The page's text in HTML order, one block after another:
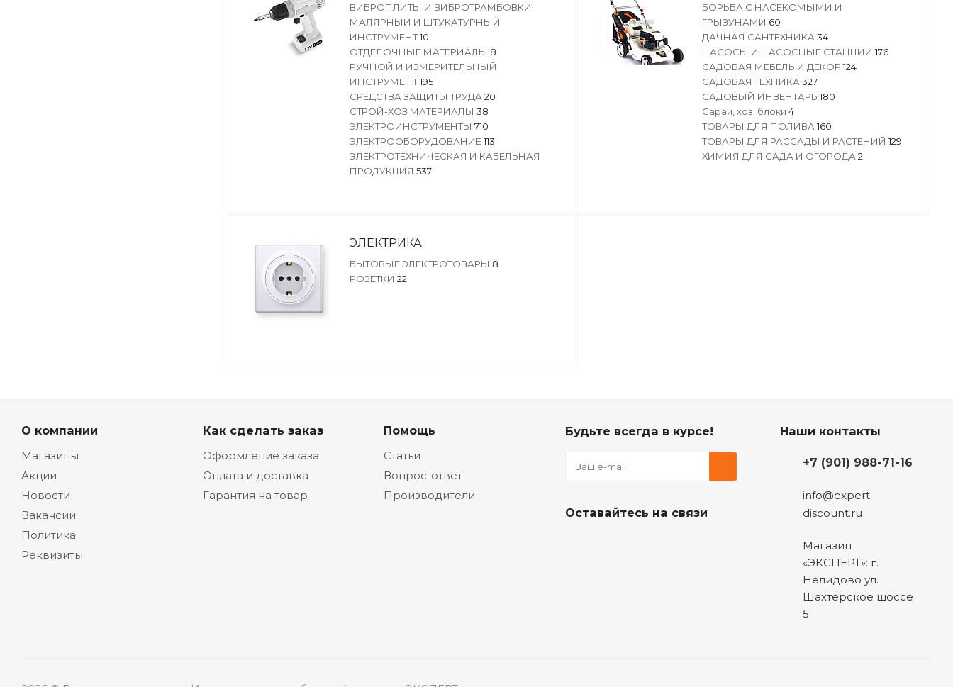
ВИБРОПЛИТЫ И ВИБРОТРАМБОВКИ
МАЛЯРНЫЙ И ШТУКАТУРНЫЙ
ИНСТРУМЕНТ10
ОТДЕЛОЧНЫЕ МАТЕРИАЛЫ 8
РУЧНОЙ И ИЗМЕРИТЕЛЬНЫЙ
ИНСТРУМЕНТ195
СРЕДСТВА ЗАЩИТЫ ТРУДА 20
СТРОЙ-ХОЗ МАТЕРИАЛЫ 38
ЭЛЕКТРОИНСТРУМЕНТЫ 710
ЭЛЕКТРООБОРУДОВАНИЕ113
ЭЛЕКТРОТЕХНИЧЕСКАЯ И КАБЕЛЬНАЯ
ПРОДУКЦИЯ 537
БОРЬБА С НАСЕКОМЫМИ И
ГРЫЗУНАМИ 60
ДАЧНАЯ САНТЕХНИКА 34
НАСОСЫ И НАСОСНЫЕ СТАНЦИИ 176
САДОВАЯ МЕБЕЛЬ И ДЕКОР 124
САДОВАЯ ТЕХНИКА 327
САДОВЫЙ ИНВЕНТАРЬ 180
Сараи, хоз. блоки 4
ТОВАРЫ ДЛЯ ПОЛИВА 160
ТОВАРЫ ДЛЯ РАССАДЫ И РАСТЕНИЙ 129
ХИМИЯ ДЛЯ САДА И ОГОРОДА 2
ЭЛЕКТРИКА
БЫТОВЫЕ ЭЛЕКТРОТОВАРЫ 8
РОЗЕТКИ 22
О компании
Магазины
Акции
Новости
Вакансии
Политика
Реквизиты
Как сделать заказ
Оформление заказа
Оплата и доставка
Гарантия на товар
Помощь
Статьи
Вопрос-ответ
Производители
Будьте всегда в курсе!
Оставайтесь на связи
Наши контакты
+7 (901) 988-71-16
info@expert-
discount.ru
Магазин
«ЭКСПЕРТ»: г.
Нелидово ул.
Шахтёрское шоссе
5